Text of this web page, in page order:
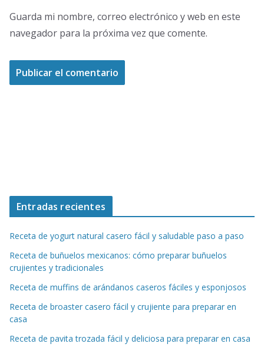
Guarda mi nombre, correo electrónico y web en este
navegador para la próxima vez que comente.
Entradas recientes
Receta de yogurt natural casero fácil y saludable paso a paso
Receta de buñuelos mexicanos: cómo preparar buñuelos
crujientes y tradicionales
Receta de muffins de arándanos caseros fáciles y esponjosos
Receta de broaster casero fácil y crujiente para preparar en
casa
Receta de pavita trozada fácil y deliciosa para preparar en casa